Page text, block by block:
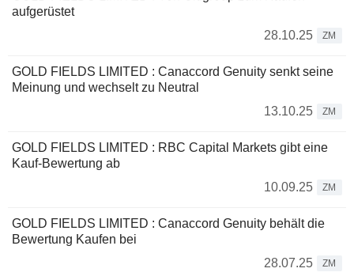
aufgerüstet
28.10.25
ZM
GOLD FIELDS LIMITED : Canaccord Genuity senkt seine
Meinung und wechselt zu Neutral
13.10.25
ZM
GOLD FIELDS LIMITED : RBC Capital Markets gibt eine
Kauf-Bewertung ab
10.09.25
ZM
GOLD FIELDS LIMITED : Canaccord Genuity behält die
Bewertung Kaufen bei
28.07.25
ZM